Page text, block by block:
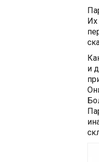
Их
и